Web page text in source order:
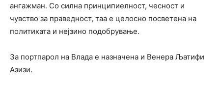
ангажман. Со силна принципиелност, чесност и
чувство за праведност, таа е целосно посветена на
политиката и нејзино подобрување.
За портпарол на Влада е назначена и Венера Љатифи
Азизи.